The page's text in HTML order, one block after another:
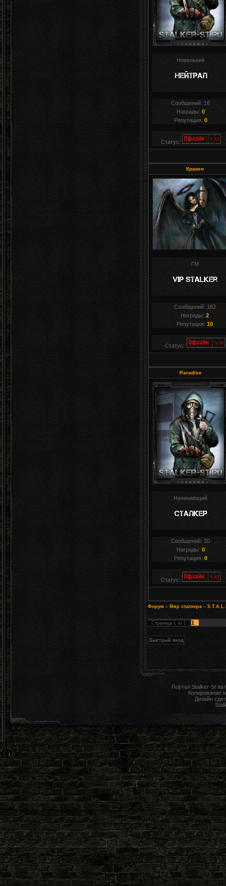
Новенький
Сообщений: 16
Награды: 0
Репутация: 0
Статус:
Кракен
ГМ
Сообщений: 182
Награды:2
Репутация:10
Статус:
Paradise
Начинающий
Сообщений: 20
Награды: 0
Репутация: 0
Статус:
Форум » Мир сталкера »
Страница 1 из 1 1
Портал Stalker-St
Копирование
Дизайн